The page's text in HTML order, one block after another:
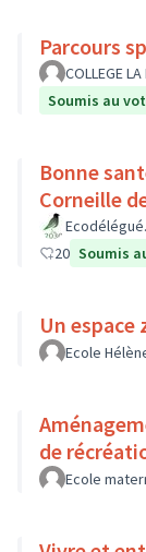
Parcours
COLLEGE
Soumis au
Bonne
Corneille
20 Soumis
Un
Ecole
de
Ecole